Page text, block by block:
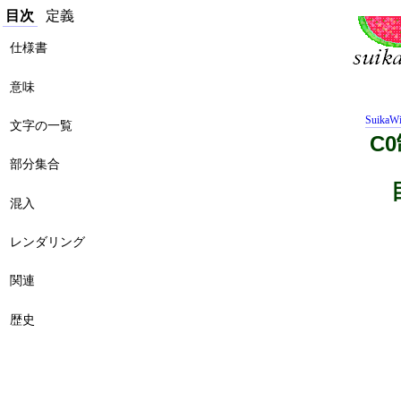
目次 定義
仕様書
意味
文字の一覧
部分集合
混入
レンダリング
関連
歴史